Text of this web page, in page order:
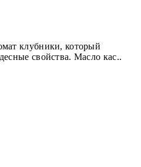
клубники, который
свойства. Масло кас..